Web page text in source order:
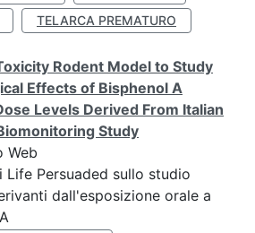
TELARCA PREMATURO
Rodent Model to Study
Effects of Bisphenol A
Levels Derived From Italian
Study
Web
Life Persuaded sullo studio
dall'esposizione orale a